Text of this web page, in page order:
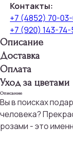
Контакты:
+7 (4852) 70-
+7 (920) 143-
Описание
Доставка
Оплата
Уход за цветами
Описание
Вы в поисках
человека?
розами - это